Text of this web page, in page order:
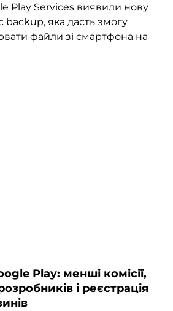
Play Services виявили нову
яка дасть змогу
файли зі смартфона на
Play: менші комісії,
і реєстрація